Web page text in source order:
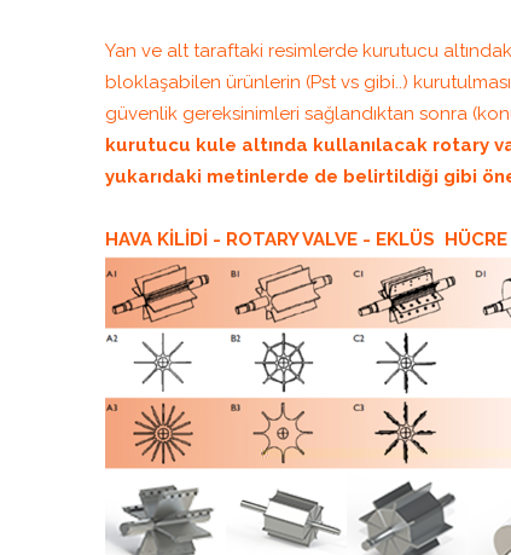
Yan ve alt taraftaki resimlerde kurutucu
bloklaşabilen ürünlerin (Pst vs gibi..)
güvenlik gereksinimleri sağlandıktan sonra
kurutucu kule altında kullanılacak rotary
yukarıdaki metinlerde de belirtildiği gibi
HAVA KİLİDİ - ROTARY VALVE - EKLÜS